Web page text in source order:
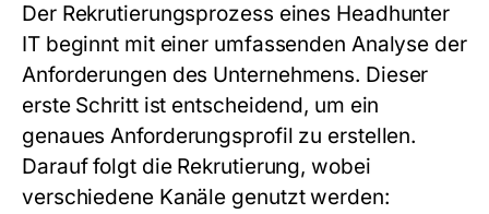
Der Rekrutierungsprozess eines Headhunter
IT beginnt mit einer umfassenden Analyse der
Anforderungen des Unternehmens. Dieser
erste Schritt ist entscheidend, um ein
genaues Anforderungsprofil zu erstellen.
Darauf folgt die Rekrutierung, wobei
verschiedene Kanäle genutzt werden: